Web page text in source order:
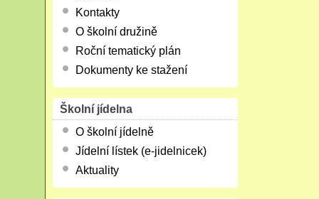
Kontakty
O školní družině
Roční tematický plán
Dokumenty ke stažení
Školní jídelna
O školní jídelně
Jídelní lístek (e-jidelnicek)
Aktuality